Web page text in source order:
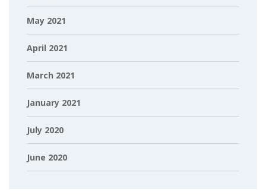
May 2021
April 2021
March 2021
January 2021
July 2020
June 2020